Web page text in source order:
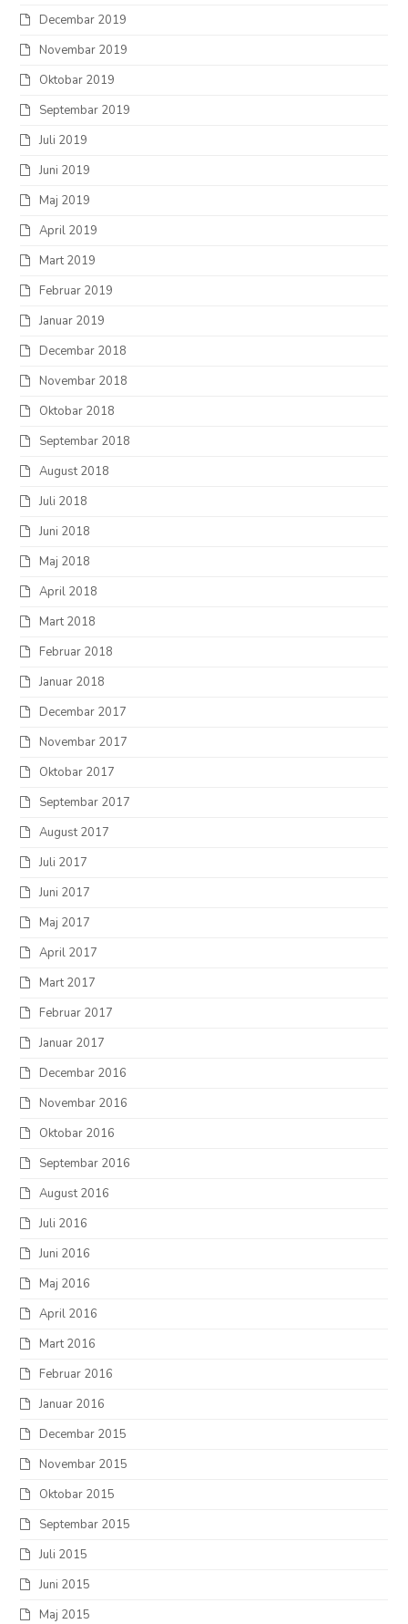
Decembar 2019
Novembar 2019
Oktobar 2019
Septembar 2019
Juli 2019
Juni 2019
Maj 2019
April 2019
Mart 2019
Februar 2019
Januar 2019
Decembar 2018
Novembar 2018
Oktobar 2018
Septembar 2018
August 2018
Juli 2018
Juni 2018
Maj 2018
April 2018
Mart 2018
Februar 2018
Januar 2018
Decembar 2017
Novembar 2017
Oktobar 2017
Septembar 2017
August 2017
Juli 2017
Juni 2017
Maj 2017
April 2017
Mart 2017
Februar 2017
Januar 2017
Decembar 2016
Novembar 2016
Oktobar 2016
Septembar 2016
August 2016
Juli 2016
Juni 2016
Maj 2016
April 2016
Mart 2016
Februar 2016
Januar 2016
Decembar 2015
Novembar 2015
Oktobar 2015
Septembar 2015
Juli 2015
Juni 2015
Maj 2015